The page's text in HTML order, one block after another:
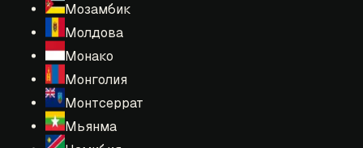
Мозамбик
Молдова
Монако
Монголия
Монтсеррат
Мьянма